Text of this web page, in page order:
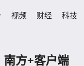
视频 财经 科技
南方+客户端